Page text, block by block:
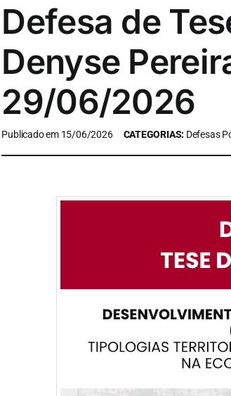
Defesa de
Denyse
29/06/2026
Publicado em 15/06/2026 CATEGORIAS: Defesas